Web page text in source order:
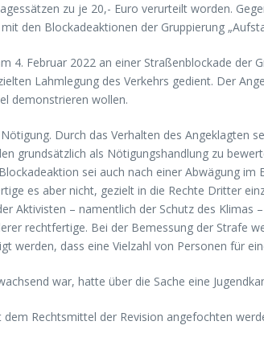
zu je 20,- Euro verurteilt worden.
den Blockadeaktionen der Gruppierung
4. Februar 2022 an einer Straßenblockade der
Lahmlegung des Verkehrs gedient. Der
demonstrieren wollen.
Durch das Verhalten des Angeklagten
grundsätzlich als Nötigungshandlung zu
sei auch nach einer Abwägung
es aber nicht, gezielt in die Rechte Dritter
Aktivisten – namentlich der Schutz des
rechtfertige. Bei der Bemessung der Strafe
werden, dass eine Vielzahl von Personen für
war, hatte über die Sache eine
Rechtsmittel der Revision angefochten